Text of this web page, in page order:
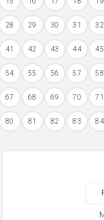
28 29 30 31 32
41 42 43 44 45
54 55 56 57 58
67 68 69 70 71
80 81 82 83 84